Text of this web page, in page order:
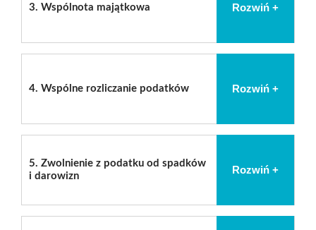
3. Wspólnota majątkowa Rozwiń +
4. Wspólne rozliczanie podatków Rozwiń +
5. Zwolnienie z podatku od spadków
i darowizn
Rozwiń +